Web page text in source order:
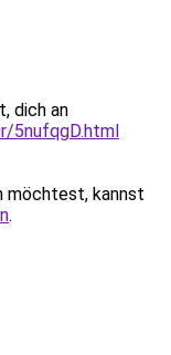
dich an
5nufqgD.html
möchtest, kannst
.